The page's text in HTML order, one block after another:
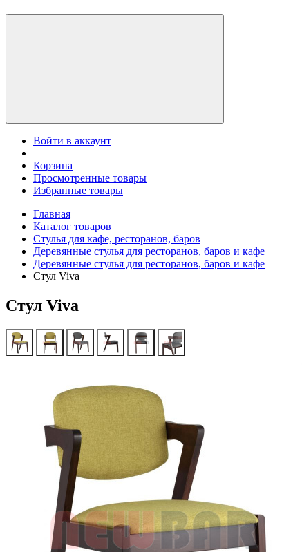
Войти в аккаунт
Корзина
Просмотренные товары
Избранные товары
Главная
Каталог товаров
Стулья для кафе, ресторанов, баров
Деревянные стулья для ресторанов, баров и кафе
Деревянные стулья для ресторанов, баров и кафе
Стул Viva
Стул Viva